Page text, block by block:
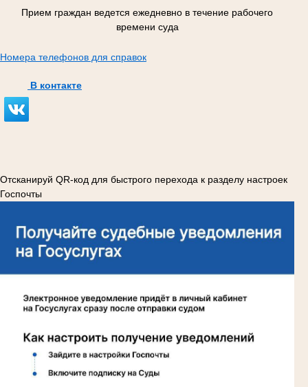
Прием граждан ведется ежедневно в течение рабочего
времени суда
Номера телефонов для справок
В контакте
Отсканируй QR-код для быстрого перехода к разделу настроек
Госпочты